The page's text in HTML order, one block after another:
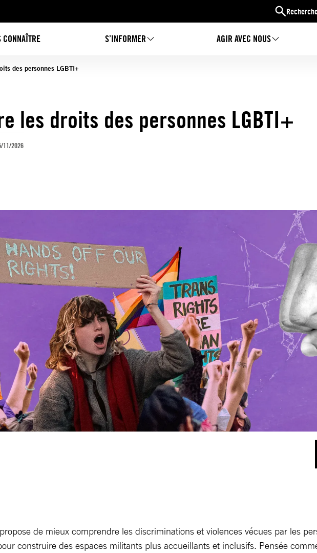
CONNAÎTRE S’INFORMER AGIR AVEC NOUS
des personnes LGBTI+
les droits des personnes LGBTI+
11/2026
de mieux comprendre les discriminations et violences vécues par les
construire des espaces militants plus accueillants et inclusifs. Pensée